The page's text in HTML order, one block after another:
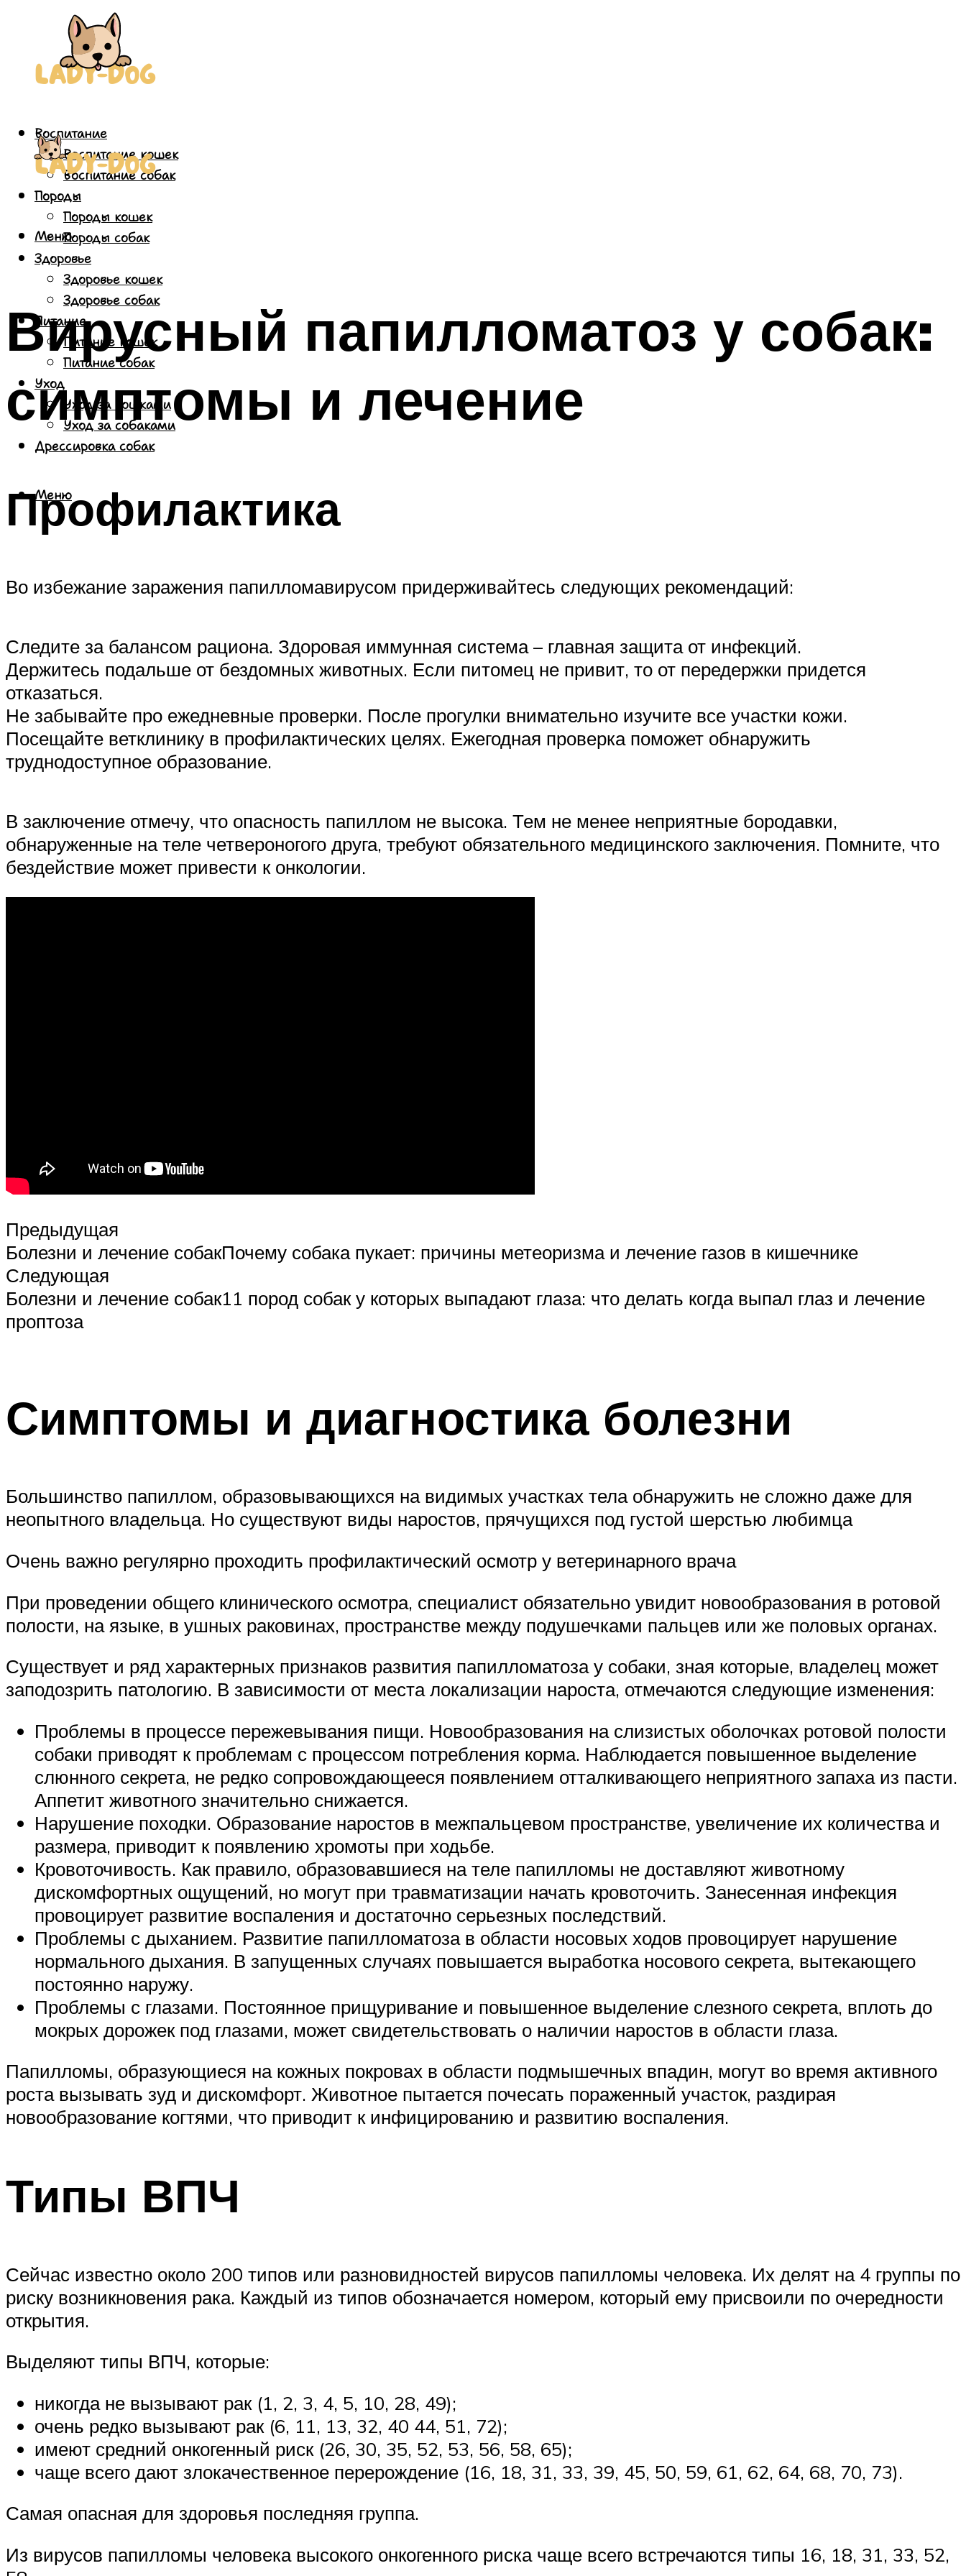
Воспитание
Воспитание кошек
Воспитание собак
Породы
Породы кошек
Породы собак
Здоровье
Здоровье кошек
Здоровье собак
Питание
Питание кошек
Питание собак
Уход
Уход за кошками
Уход за собаками
Дрессировка собак
Меню
Меню
Вирусный папилломатоз у собак:
симптомы и лечение
Профилактика
Во избежание заражения папилломавирусом придерживайтесь следующих рекомендаций:
Следите за балансом рациона. Здоровая иммунная система – главная защита от инфекций.
Держитесь подальше от бездомных животных. Если питомец не привит, то от передержки придется
отказаться.
Не забывайте про ежедневные проверки. После прогулки внимательно изучите все участки кожи.
Посещайте ветклинику в профилактических целях. Ежегодная проверка поможет обнаружить
труднодоступное образование.
В заключение отмечу, что опасность папиллом не высока. Тем не менее неприятные бородавки,
обнаруженные на теле четвероногого друга, требуют обязательного медицинского заключения. Помните, что
бездействие может привести к онкологии.
Предыдущая
Болезни и лечение собакПочему собака пукает: причины метеоризма и лечение газов в кишечнике
Следующая
Болезни и лечение собак11 пород собак у которых выпадают глаза: что делать когда выпал глаз и лечение
проптоза
Симптомы и диагностика болезни
Большинство папиллом, образовывающихся на видимых участках тела обнаружить не сложно даже для
неопытного владельца. Но существуют виды наростов, прячущихся под густой шерстью любимца
Очень важно регулярно проходить профилактический осмотр у ветеринарного врача
При проведении общего клинического осмотра, специалист обязательно увидит новообразования в ротовой
полости, на языке, в ушных раковинах, пространстве между подушечками пальцев или же половых органах.
Существует и ряд характерных признаков развития папилломатоза у собаки, зная которые, владелец может
заподозрить патологию. В зависимости от места локализации нароста, отмечаются следующие изменения:
Проблемы в процессе пережевывания пищи. Новообразования на слизистых оболочках ротовой полости
собаки приводят к проблемам с процессом потребления корма. Наблюдается повышенное выделение
слюнного секрета, не редко сопровождающееся появлением отталкивающего неприятного запаха из пасти.
Аппетит животного значительно снижается.
Нарушение походки. Образование наростов в межпальцевом пространстве, увеличение их количества и
размера, приводит к появлению хромоты при ходьбе.
Кровоточивость. Как правило, образовавшиеся на теле папилломы не доставляют животному
дискомфортных ощущений, но могут при травматизации начать кровоточить. Занесенная инфекция
провоцирует развитие воспаления и достаточно серьезных последствий.
Проблемы с дыханием. Развитие папилломатоза в области носовых ходов провоцирует нарушение
нормального дыхания. В запущенных случаях повышается выработка носового секрета, вытекающего
постоянно наружу.
Проблемы с глазами. Постоянное прищуривание и повышенное выделение слезного секрета, вплоть до
мокрых дорожек под глазами, может свидетельствовать о наличии наростов в области глаза.
Папилломы, образующиеся на кожных покровах в области подмышечных впадин, могут во время активного
роста вызывать зуд и дискомфорт. Животное пытается почесать пораженный участок, раздирая
новообразование когтями, что приводит к инфицированию и развитию воспаления.
Типы ВПЧ
Сейчас известно около 200 типов или разновидностей вирусов папилломы человека. Их делят на 4 группы по
риску возникновения рака. Каждый из типов обозначается номером, который ему присвоили по очередности
открытия.
Выделяют типы ВПЧ, которые:
никогда не вызывают рак (1, 2, 3, 4, 5, 10, 28, 49);
очень редко вызывают рак (6, 11, 13, 32, 40 44, 51, 72);
имеют средний онкогенный риск (26, 30, 35, 52, 53, 56, 58, 65);
чаще всего дают злокачественное перерождение (16, 18, 31, 33, 39, 45, 50, 59, 61, 62, 64, 68, 70, 73).
Самая опасная для здоровья последняя группа.
Из вирусов папилломы человека высокого онкогенного риска чаще всего встречаются типы 16, 18, 31, 33, 52,